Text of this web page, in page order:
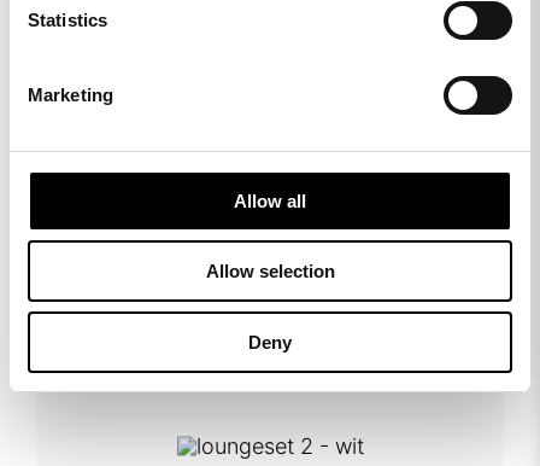
Statistics
Marketing
Allow all
Allow selection
Deny
trolley elements
Elements modules